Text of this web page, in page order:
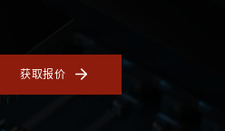
获取报价